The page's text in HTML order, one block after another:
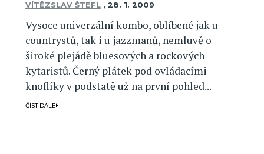
VÍTĚZSLAV ŠTEFL , 28. 1. 2009
Vysoce univerzální kombo, oblíbené jak u
countrystů, tak i u jazzmanů, nemluvě o
široké plejádě bluesových a rockových
kytaristů. Černý plátek pod ovládacími
knoflíky v podstatě už na první pohled...
ČÍST DÁLE